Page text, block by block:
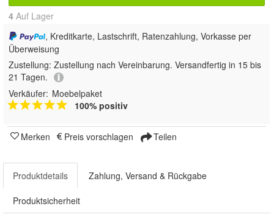
4 Auf Lager
, Kreditkarte, Lastschrift, Ratenzahlung, Vorkasse per
Überweisung
Zustellung: Zustellung nach Vereinbarung. Versandfertig in 15 bis
21 Tagen.
Verkäufer: Moebelpaket
100% positiv
Merken Preis vorschlagen Teilen
Produktdetails Zahlung, Versand & Rückgabe
Produktsicherheit